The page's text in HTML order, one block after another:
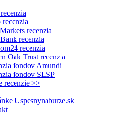
recenzia
recenzia
recenzia
recenzia
Oak Trust recenzia
fondov Amundi
fondov SLSP
recenzie >>
Uspesnynaburze.sk